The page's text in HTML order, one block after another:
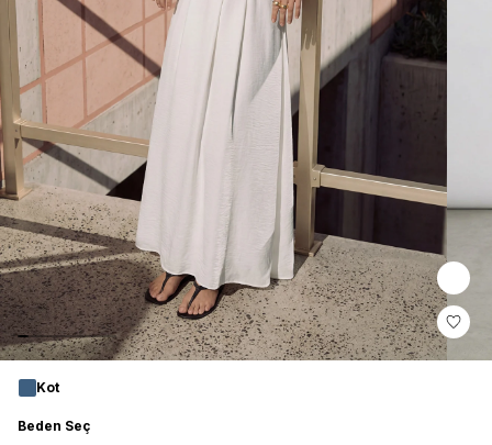
Kot
Beden Seç